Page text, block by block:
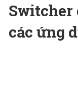
Switcher
các ứng